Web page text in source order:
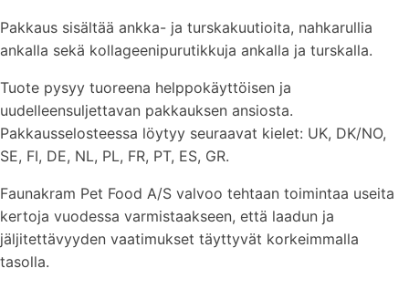
Pakkaus sisältää ankka- ja turskakuutioita, nahkarullia
ankalla sekä kollageenipurutikkuja ankalla ja turskalla.
Tuote pysyy tuoreena helppokäyttöisen ja
uudelleensuljettavan pakkauksen ansiosta.
Pakkausselosteessa löytyy seuraavat kielet: UK, DK/NO,
SE, FI, DE, NL, PL, FR, PT, ES, GR.
Faunakram Pet Food A/S valvoo tehtaan toimintaa useita
kertoja vuodessa varmistaakseen, että laadun ja
jäljitettävyyden vaatimukset täyttyvät korkeimmalla
tasolla.